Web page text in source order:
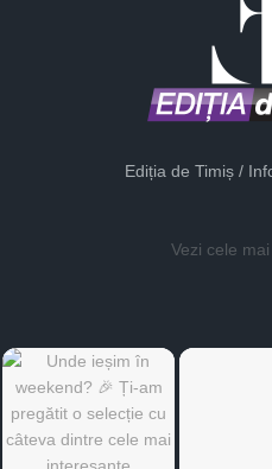
Ediția de Timiș /
Vezi cele